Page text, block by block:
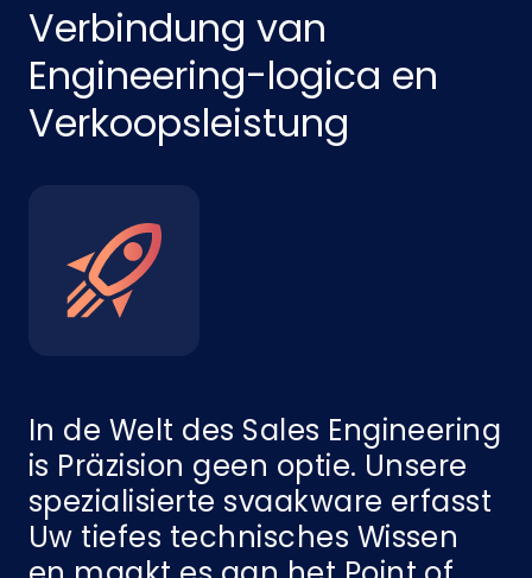
Verbindung van
Engineering-logica en
Verkoopsleistung
In de Welt des Sales Engineering
is Präzision geen optie. Unsere
spezialisierte svaakware erfasst
Uw tiefes technisches Wissen